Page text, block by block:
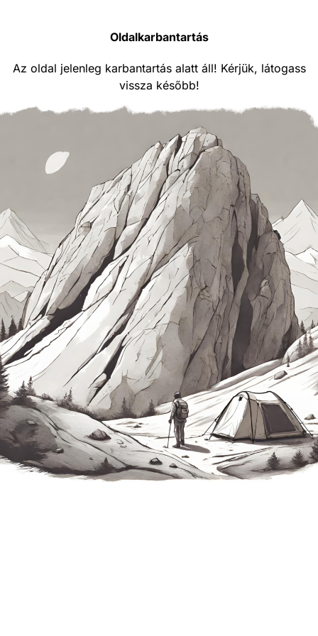
Oldalkarbantartás
Az oldal jelenleg karbantartás alatt áll! Kérjük, látogass
vissza később!